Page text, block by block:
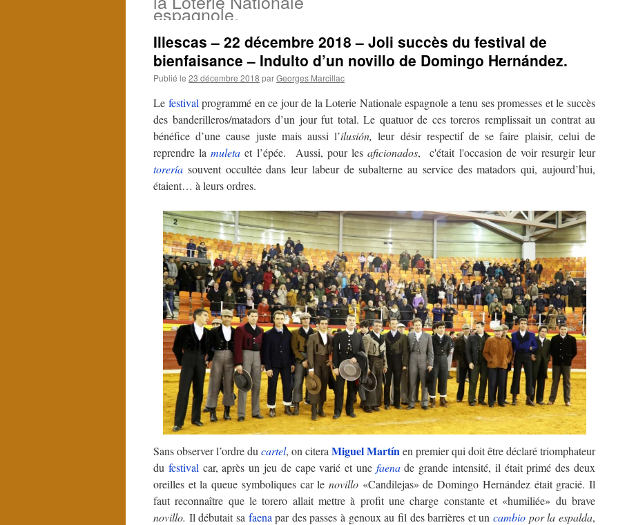
espagnole.
Illescas – 22 décembre 2018 – Joli succès du festival de
bienfaisance – Indulto d’un novillo de Domingo Hernández.
Publié le 23 décembre 2018 parGeorges Marcillac
Le festival programmé en ce jour de la Loterie Nationale espagnole a tenu ses promesses et le succès
des banderilleros/matadors d’un jour fut total. Le quatuor de ces toreros remplissait un contrat au
bénéfice d’une cause juste mais aussi l’ilusión,leur désir respectif de se faire plaisir, celui de
reprendre lamuleta et l’épée. Aussi, pour lesaficionados, c'était l'occasion de voir resurgir leur
torería souvent occultée dans leur labeur de subalterne au service des matadors qui, aujourd’hui,
étaient… à leurs ordres.
Sans observer l’ordre du cartel, on citera Miguel Martínen premier qui doit être déclaré triomphateur
du festival car, après un jeu de cape varié et une faenade grande intensité, il était primé des deux
oreilles et la queue symboliques car le novillo «Candilejas» de Domingo Hernández était gracié. Il
faut reconnaître que le torero allait mettre à profit une charge constante et «humiliée» du brave
novillo. Il débutait sa faena par des passes à genoux au fil des barrières et uncambio por la espalda,